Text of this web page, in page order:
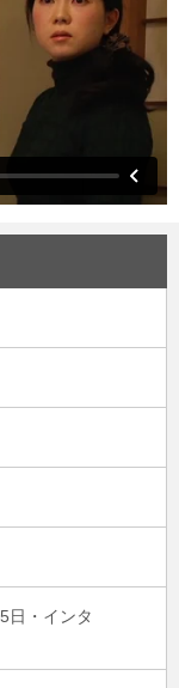
日・インタ